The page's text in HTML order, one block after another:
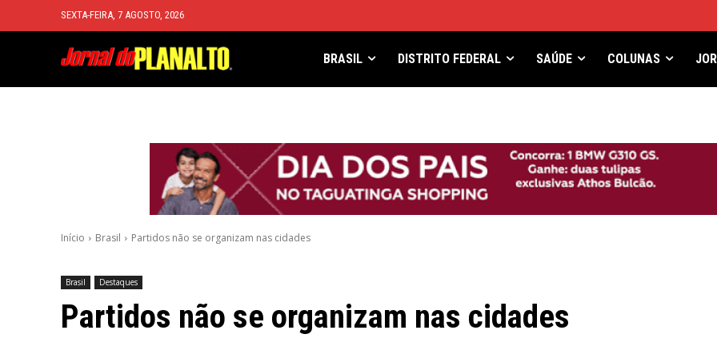
SEXTA-FEIRA, 7 AGOSTO, 2026
BRASIL DISTRITO FEDERAL SAÚDE COLUNAS
Início Brasil Partidos não se organizam nas cidades
Brasil Destaques
Partidos não se organizam nas cidades